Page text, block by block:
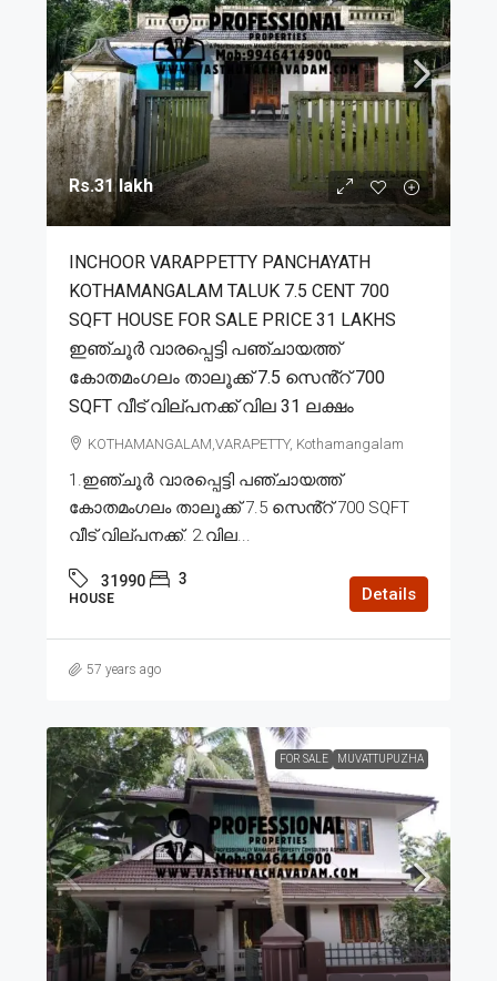
Rs.31 lakh
INCHOOR VARAPPETTY PANCHAYATH
KOTHAMANGALAM TALUK 7.5 CENT 700
SQFT HOUSE FOR SALE PRICE 31 LAKHS
ഇഞ്ചൂർ വാരപ്പെട്ടി പഞ്ചായത്ത്
കോതമംഗലം താലൂക്ക് 7.5 സെൻ്റ് 700
SQFT വീട് വില്പനക്ക് വില 31 ലക്ഷം
KOTHAMANGALAM,VARAPETTY, Kothamangalam
1.ഇഞ്ചൂർ വാരപ്പെട്ടി പഞ്ചായത്ത്
കോതമംഗലം താലൂക്ക് 7.5 സെൻ്റ് 700 SQFT
വീട് വില്പനക്ക്. 2.വില...
31990 3
HOUSE Details
57 years ago
FOR SALE MUVATTUPUZHA